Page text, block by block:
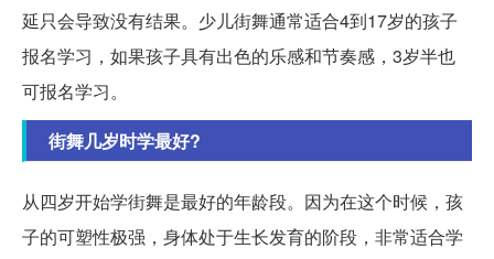
延只会导致没有结果。少儿街舞通常适合4到17岁的孩子
报名学习，如果孩子具有出色的乐感和节奏感，3岁半也
可报名学习。
街舞几岁时学最好?
从四岁开始学街舞是最好的年龄段。因为在这个时候，孩
子的可塑性极强，身体处于生长发育的阶段，非常适合学